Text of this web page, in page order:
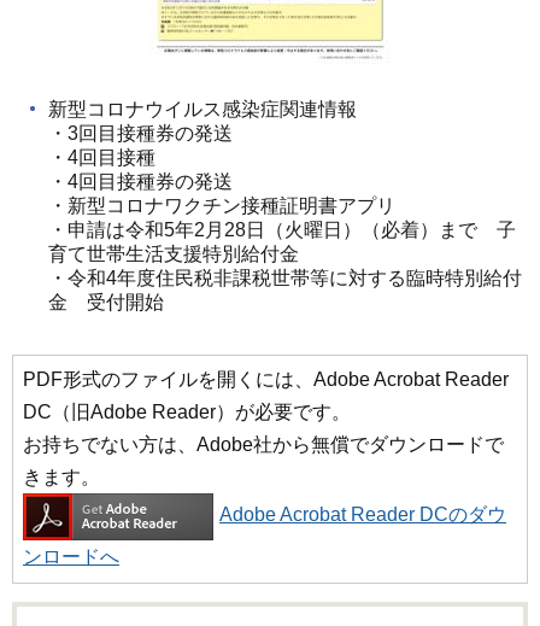
新型コロナウイルス感染症関連情報
・3回目接種券の発送
・4回目接種
・4回目接種券の発送
・新型コロナワクチン接種証明書アプリ
・申請は令和5年2月28日（火曜日）（必着）まで 子
育て世帯生活支援特別給付金
・令和4年度住民税非課税世帯等に対する臨時特別給付
金 受付開始
PDF形式のファイルを開くには、Adobe Acrobat Reader
DC（旧Adobe Reader）が必要です。
お持ちでない方は、Adobe社から無償でダウンロードで
きます。
Adobe Acrobat Reader DCのダウ
ンロードへ